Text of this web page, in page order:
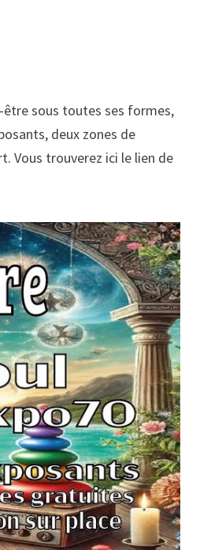
être sous toutes ses formes,
deux zones de
Vous trouverez ici le lien de